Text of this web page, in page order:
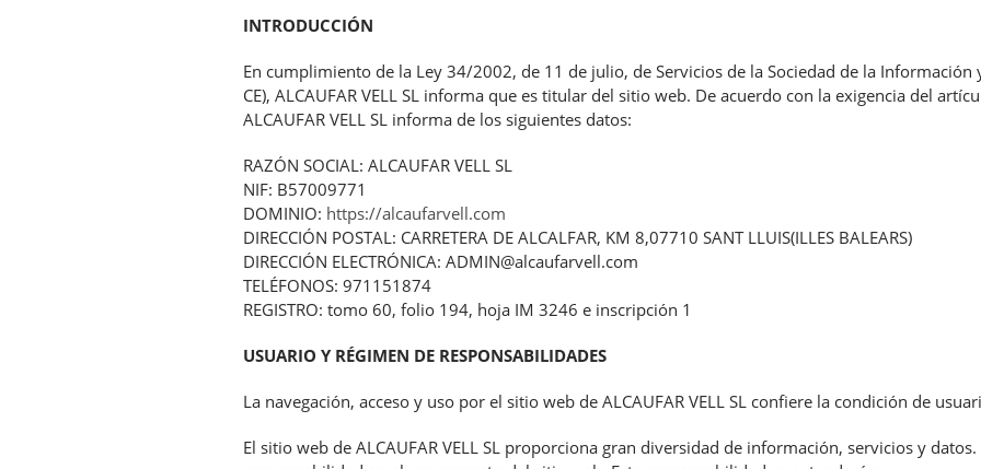
INTRODUCCIÓN
En cumplimiento de la Ley 34/2002, de 11 de julio, de Servicios de la Sociedad de la Información
CE), ALCAUFAR VELL SL informa que es titular del sitio web. De acuerdo con la exigencia del
ALCAUFAR VELL SL informa de los siguientes datos:
RAZÓN SOCIAL: ALCAUFAR VELL SL
NIF: B57009771
DOMINIO: https://alcaufarvell.com
DIRECCIÓN POSTAL: CARRETERA DE ALCALFAR, KM 8,07710 SANT LLUIS(ILLES BALEARS)
DIRECCIÓN ELECTRÓNICA: ADMIN@alcaufarvell.com
TELÉFONOS: 971151874
REGISTRO: tomo 60, folio 194, hoja IM 3246 e inscripción 1
USUARIO Y RÉGIMEN DE RESPONSABILIDADES
La navegación, acceso y uso por el sitio web de ALCAUFAR VELL SL confiere la condición de
El sitio web de ALCAUFAR VELL SL proporciona gran diversidad de información, servicios y